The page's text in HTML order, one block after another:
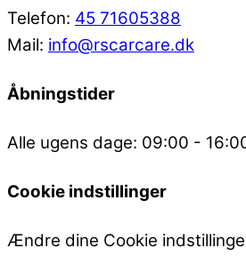
Telefon: 45 71605388
Mail: info@rscarcare.dk
Åbningstider
Alle ugens dage: 09:00 -
Cookie indstillinger
Ændre dine Cookie